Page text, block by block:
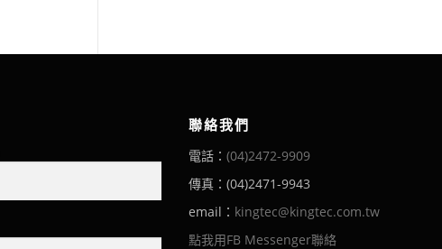
聯絡我們
電話： (04)2472-9909
傳真：(04)2471-9943
email： kingtec@kingtec.com.tw
點我用FB Messenger聯絡